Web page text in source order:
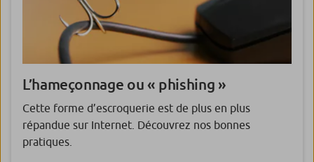
L’hameçonnage ou « phishing »
Cette forme d’escroquerie est de plus en plus
répandue sur Internet. Découvrez nos bonnes
pratiques.